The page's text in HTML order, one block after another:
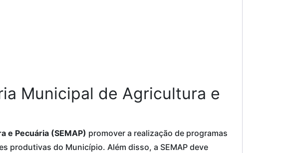
Municipal de Agricultura e
e Pecuária (SEMAP) promover a realização de programas
produtivas do Município. Além disso, a SEMAP deve